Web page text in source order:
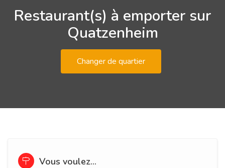
Restaurant(s) à emporter sur
Quatzenheim
Changer de quartier
Vous voulez...